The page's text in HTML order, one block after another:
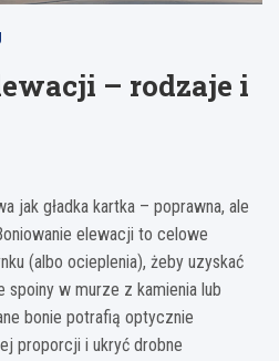
– rodzaje i
jak gładka kartka – poprawna, ale
elewacji to celowe
(albo ocieplenia), żeby uzyskać
spoiny w murze z kamienia lub
bonie potrafią optycznie
proporcji i ukryć drobne